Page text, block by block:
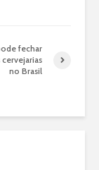
fechar
cervejarias
no Brasil